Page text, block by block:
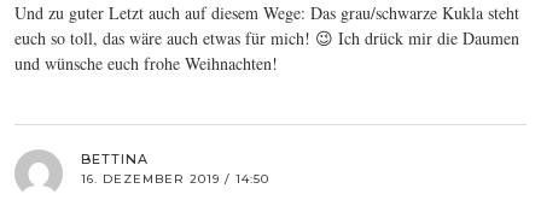
Und zu guter Letzt auch auf diesem Wege: Das grau/schwarze Kukla steht
euch so toll, das wäre auch etwas für mich! 😉 Ich drück mir die Daumen
und wünsche euch frohe Weihnachten!
BETTINA
16. DEZEMBER 2019 / 14:50